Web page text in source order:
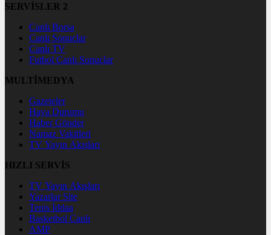
SERVİSLER 2
Canlı Borsa
Canlı Sonuçlar
Canlı TV
Futbol Canlı Sonuçlar
MULTİMEDYA
Gazeteler
Hava Durumu
Haber Gönder
Namaz Vakitleri
TV Yayın Akışları
HIZLI SERVİS
TV Yayın Akışları
Yazarlar Site
Tenis İddaa
Basketbol Canlı
AMP